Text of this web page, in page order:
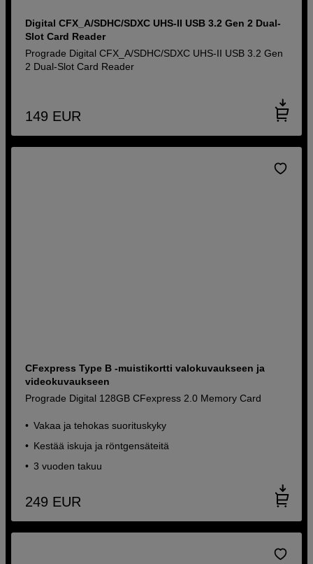
Digital CFX_A/SDHC/SDXC UHS-II USB 3.2 Gen 2 Dual-
Slot Card Reader
Prograde Digital CFX_A/SDHC/SDXC UHS-II USB 3.2 Gen
2 Dual-Slot Card Reader
149 EUR
CFexpress Type B -muistikortti valokuvaukseen ja
videokuvaukseen
Prograde Digital 128GB CFexpress 2.0 Memory Card
Vakaa ja tehokas suorituskyky
Kestää iskuja ja röntgensäteitä
3 vuoden takuu
249 EUR